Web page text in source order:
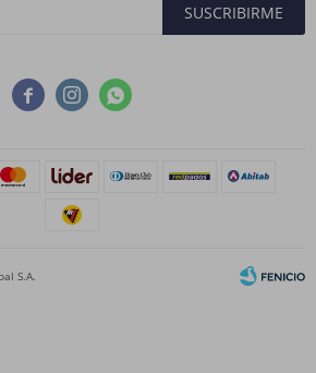
  
SUSCRIBIRME
S.A.